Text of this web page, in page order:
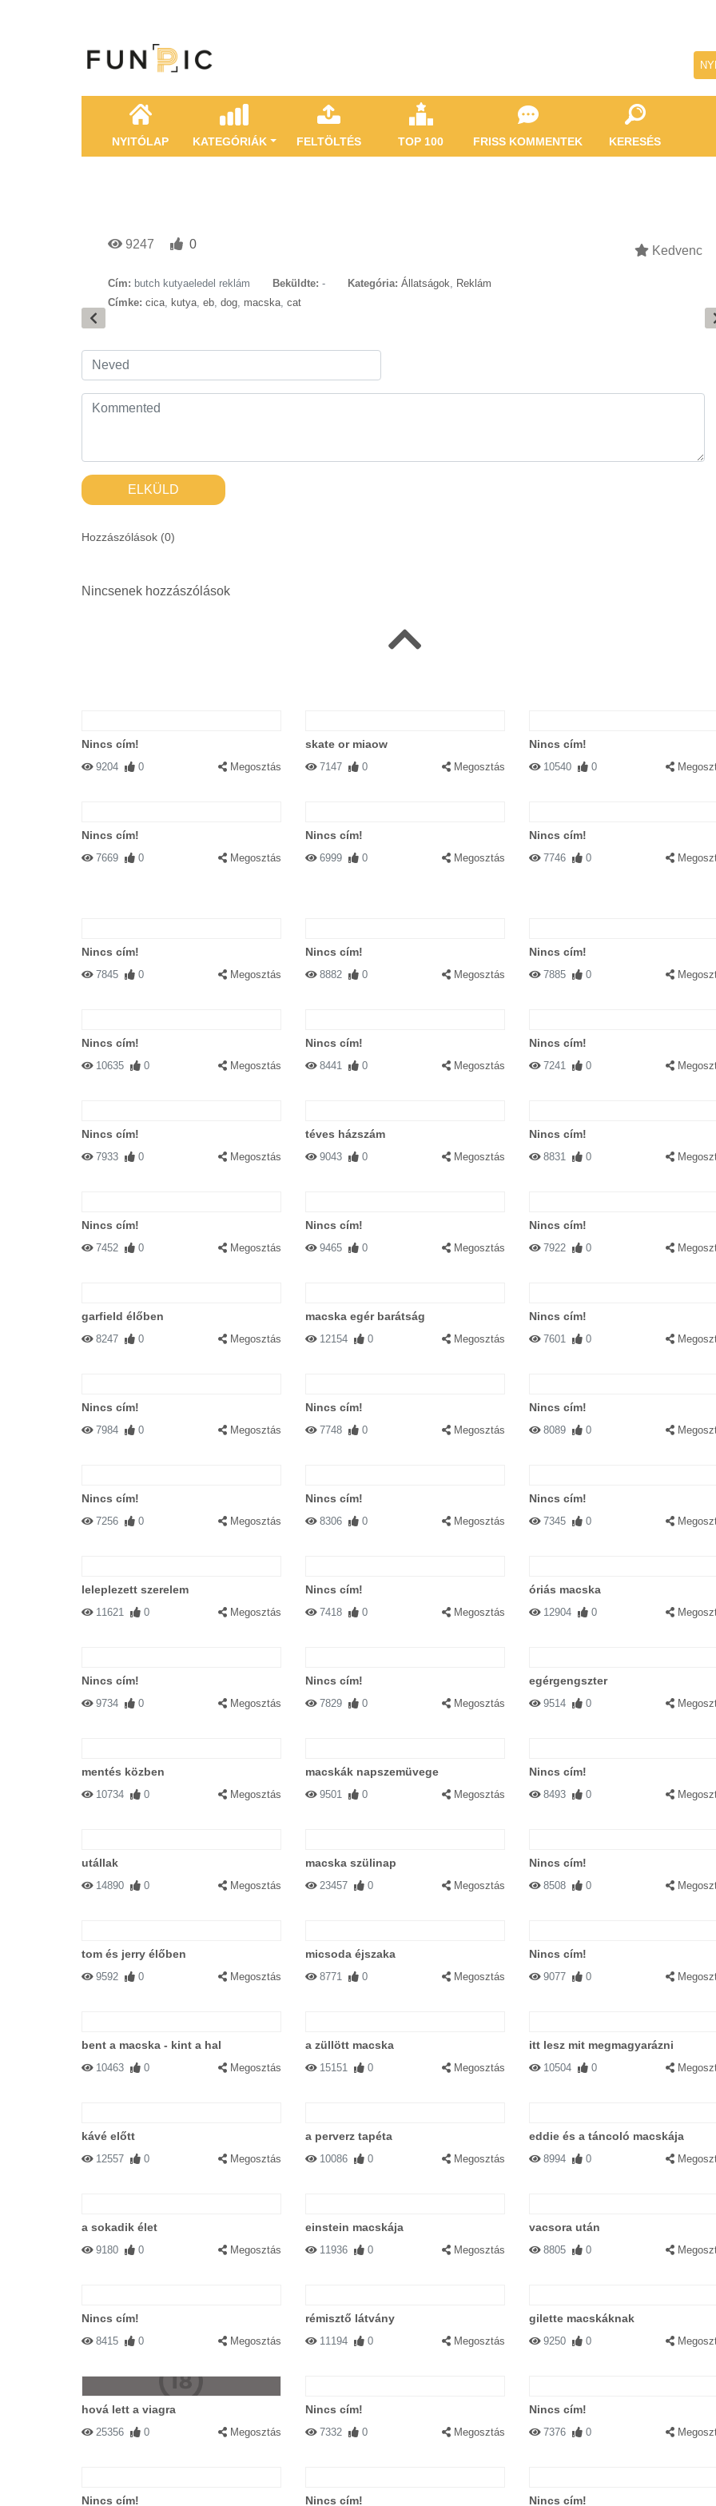
NYITÓLAP KATEGÓRIÁK FELTÖLTÉS TOP 100 FRISS KOMMENTEK KERESÉS
9247 0 Kedvenc
Cím: butch kutyaeledel reklám Beküldte: - Kategória: Állatságok, Reklám
Címke: cica, kutya, eb, dog, macska, cat
ELKÜLD
Hozzászólások (0)
Nincsenek hozzászólások
Nincs cím!
9204 0 Megosztás
skate or miaow
7147 0 Megosztás
Nincs cím!
10540 0
Nincs cím!
7669 0 Megosztás
Nincs cím!
6999 0 Megosztás
Nincs cím!
7746 0
Nincs cím!
7845 0 Megosztás
Nincs cím!
8882 0 Megosztás
Nincs cím!
7885 0
Nincs cím!
10635 0 Megosztás
Nincs cím!
8441 0 Megosztás
Nincs cím!
7241 0
Nincs cím!
7933 0 Megosztás
téves házszám
9043 0 Megosztás
Nincs cím!
8831 0
Nincs cím!
7452 0 Megosztás
Nincs cím!
9465 0 Megosztás
Nincs cím!
7922 0
garfield élőben
8247 0 Megosztás
macska egér barátság
12154 0 Megosztás
Nincs cím!
7601 0
Nincs cím!
7984 0 Megosztás
Nincs cím!
7748 0 Megosztás
Nincs cím!
8089 0
Nincs cím!
7256 0 Megosztás
Nincs cím!
8306 0 Megosztás
Nincs cím!
7345 0
leleplezett szerelem
11621 0 Megosztás
Nincs cím!
7418 0 Megosztás
óriás macska
12904 0
Nincs cím!
9734 0 Megosztás
Nincs cím!
7829 0 Megosztás
egérgengszter
9514 0
mentés közben
10734 0 Megosztás
macskák napszemüvege
9501 0 Megosztás
Nincs cím!
8493 0
utállak
14890 0 Megosztás
macska szülinap
23457 0 Megosztás
Nincs cím!
8508 0
tom és jerry élőben
9592 0 Megosztás
micsoda éjszaka
8771 0 Megosztás
Nincs cím!
9077 0
bent a macska - kint a hal
10463 0 Megosztás
a züllött macska
15151 0 Megosztás
itt lesz mit megmagyarázni
10504 0
kávé előtt
12557 0 Megosztás
a perverz tapéta
10086 0 Megosztás
eddie és a táncoló macskája
8994 0
a sokadik élet
9180 0 Megosztás
einstein macskája
11936 0 Megosztás
vacsora után
8805 0
Nincs cím!
8415 0 Megosztás
rémisztő látvány
11194 0 Megosztás
gilette macskáknak
9250 0
hová lett a viagra
25356 0 Megosztás
Nincs cím!
7332 0 Megosztás
Nincs cím!
7376 0
Nincs cím! Nincs cím! Nincs cím!